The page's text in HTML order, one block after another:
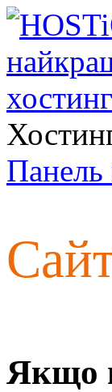
Панель
Якщо